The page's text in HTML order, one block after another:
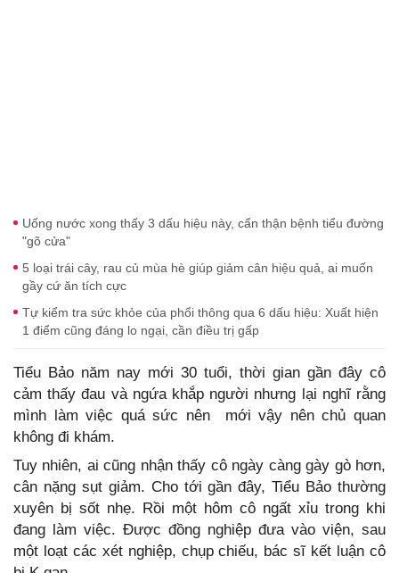
Uống nước xong thấy 3 dấu hiệu này, cẩn thận bệnh tiểu đường
"gõ cửa"
5 loại trái cây, rau củ mùa hè giúp giảm cân hiệu quả, ai muốn
gầy cứ ăn tích cực
Tự kiểm tra sức khỏe của phổi thông qua 6 dấu hiệu: Xuất hiện
1 điểm cũng đáng lo ngại, cần điều trị gấp
Tiểu Bảo năm nay mới 30 tuổi, thời gian gần đây cô
cảm thấy đau và ngứa khắp người nhưng lại nghĩ rằng
mình làm việc quá sức nên mới vậy nên chủ quan
không đi khám.
Tuy nhiên, ai cũng nhận thấy cô ngày càng gày gò hơn,
cân nặng sụt giảm. Cho tới gần đây, Tiểu Bảo thường
xuyên bị sốt nhẹ. Rồi một hôm cô ngất xỉu trong khi
đang làm việc. Được đồng nghiệp đưa vào viện, sau
một loạt các xét nghiệp, chụp chiếu, bác sĩ kết luận cô